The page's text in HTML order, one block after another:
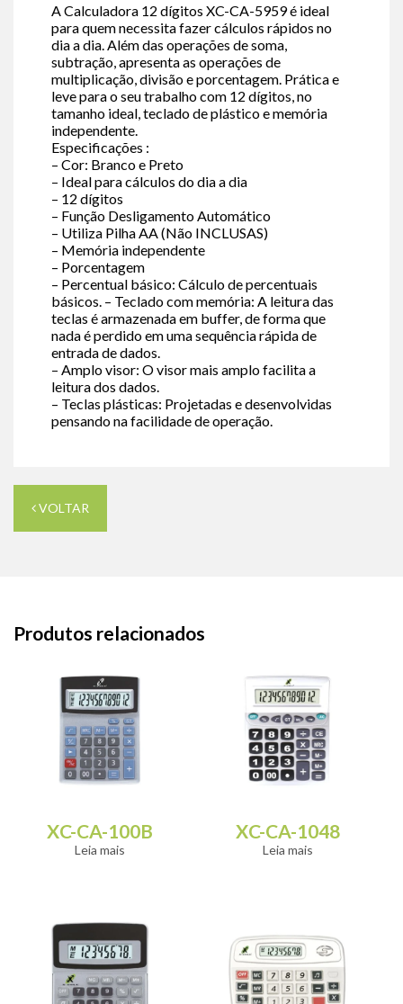
A Calculadora 12 dígitos XC-CA-5959 é ideal
para quem necessita fazer cálculos rápidos no
dia a dia. Além das operações de soma,
subtração, apresenta as operações de
multiplicação, divisão e porcentagem. Prática e
leve para o seu trabalho com 12 dígitos, no
tamanho ideal, teclado de plástico e memória
independente.
Especificações :
– Cor: Branco e Preto
– Ideal para cálculos do dia a dia
– 12 dígitos
– Função Desligamento Automático
– Utiliza Pilha AA (Não INCLUSAS)
– Memória independente
– Porcentagem
– Percentual básico: Cálculo de percentuais
básicos. – Teclado com memória: A leitura das
teclas é armazenada em buffer, de forma que
nada é perdido em uma sequência rápida de
entrada de dados.
– Amplo visor: O visor mais amplo facilita a
leitura dos dados.
– Teclas plásticas: Projetadas e desenvolvidas
pensando na facilidade de operação.
VOLTAR
Produtos relacionados
XC-CA-100B
Leia mais
XC-CA-1048
Leia mais